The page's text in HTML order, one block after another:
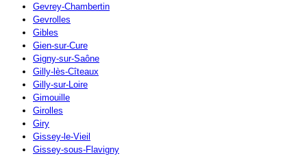
Gevrey-Chambertin
Gevrolles
Gibles
Gien-sur-Cure
Gigny-sur-Saône
Gilly-lès-Cîteaux
Gilly-sur-Loire
Gimouille
Girolles
Giry
Gissey-le-Vieil
Gissey-sous-Flavigny